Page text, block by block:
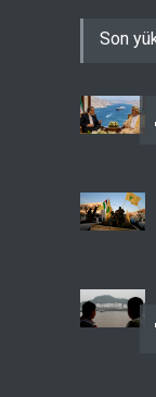
Son